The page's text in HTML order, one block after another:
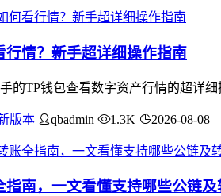
行情？新手超详细操作指南
的TP钱包查看数字资产行情的超详
版本 qbadmin 1.3K 2026-08-08
指南，一文看懂支持哪些公链及